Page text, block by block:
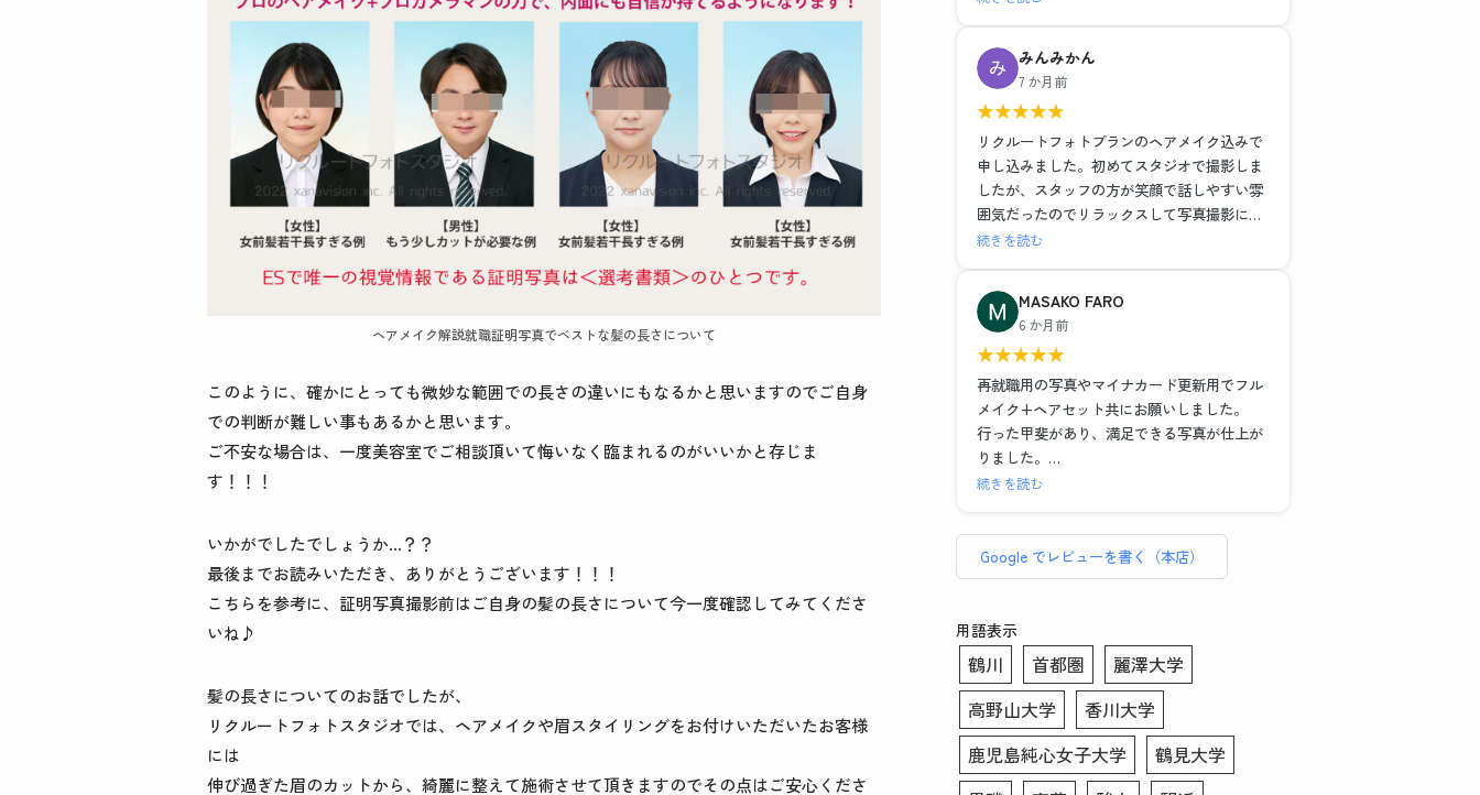
ヘアメイク解説就職証明写真でベストな髪の長さについて
このように、確かにとっても微妙な範囲での長さの違いにもなるかと思いますのでご自身
での判断が難しい事もあるかと思います。
ご不安な場合は、一度美容室でご相談頂いて悔いなく臨まれるのがいいかと存じま
す！！！
いかがでしたでしょうか…？？
最後までお読みいただき、ありがとうございます！！！
こちらを参考に、証明写真撮影前はご自身の髪の長さについて今一度確認してみてくださ
いね♪
髪の長さについてのお話でしたが、
リクルートフォトスタジオでは、ヘアメイクや眉スタイリングをお付けいただいたお客様
には
伸び過ぎた眉のカットから、綺麗に整えて施術させて頂きますのでその点はご安心くださ
経験がある方には是非おすすめしたい。
わたしのように撮り直しで遠方からいらっし
ゃるお客さんが多いのも納得です。
素敵な写真を作成いただき、前向きな転職活
動のスタートを切れそうです！
本当にありがとうございました。
も即日送っていただけたので大変助かりまし
た。
ノーメイクで、と準備のところに記載されて
ましたがどうしても眉だけは描いて行きたか
ったので到着後すぐ落とそうとしたらそのま
までも大丈夫ですよ〜と優しく仰ってくださ
ったので、もしノーメイクで出かけることに
抵抗ある女性がいらっしゃいましたらすぐ落
とせる最低限のメイク(眉描くだけ等)はして
眉ラインをクレンジングシートで落としまし
た)
また、メイク＆ヘアセットもお任せでとにか
く納得のいく写真が欲しい！という場合は1時
間以上かけてがっつりやってくださるので撮
影後に予定入れる場合は余裕もった方がいい
と思いました！
みんみかん
7 か月前
★★★★★
リクルートフォトプランのヘアメイク込みで
申し込みました。初めてスタジオで撮影しま
したが、スタッフの方が笑顔で話しやすい雰
囲気だったのでリラックスして写真撮影に臨
むことができました。ヘアメイクを実際にし
にも答えていただきとても為になりました。
また写真撮影の時に顔の角度や傾き、服や髪
の毛の乱れなどもその場で直していただいた
のでインスタント証明写真機とは全く違う映
り方になりました。修正も細かいところまで
丁寧に手作業でやっていただいてとても満足
のいく仕上がりになりました。写真を選ぶ際
や表情などのアドバイスもあったので初めて
の方にもおすすめです。データも複数背景の
だけるので助かりました。この度はありがと
うございました！！
続きを読む
MASAKO FARO
6 か月前
★★★★★
再就職用の写真やマイナカード更新用でフル
メイク+ヘアセット共にお願いしました。
行った甲斐があり、満足できる写真が仕上が
りました。
セット、写真6枚、写真データ送付で約
ば数百円・・・決して安くはありません。し
かしとても気づきのある貴重な体験でした。
総じてリーズナブルと言えます。
普段被写体になることがなく、スーツ姿にな
る事も滅多にない私、どんな写真写りになる
のかイメージがわかずにいました。
そのような者でも、メイクさんとカメラマン
さんお二方は丁寧に話を聞き出し、素敵な写
真を撮りましょうと寄り添って下さいまし
た。
続きを読む
Google でレビューを書く（本店）
用語表示
鶴川 首都圏
麗澤大学
高野山大学
香川大学
鹿児島純心女子大学
鶴見大学